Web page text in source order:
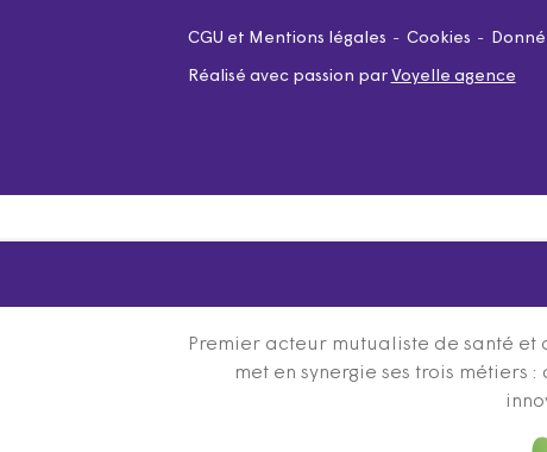
CGU et Mentions légales Cookies
Réalisé avec passion par Voyelle agence
Premier acteur mutualiste de santé et
met en synergie ses trois métiers